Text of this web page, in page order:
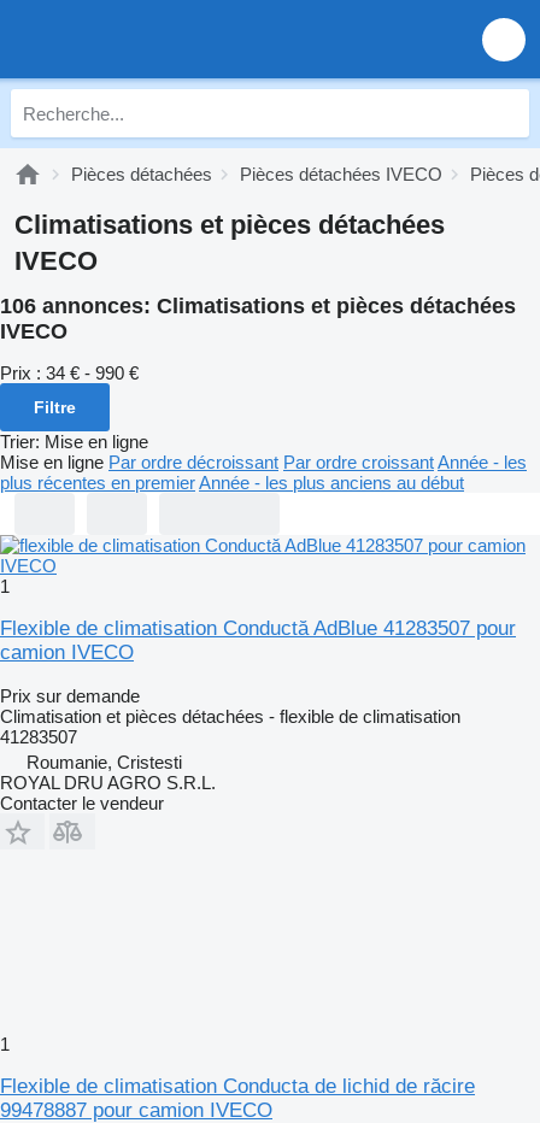
Pièces détachées Pièces détachées IVECO Pièces
Climatisations et pièces détachées
IVECO
106 annonces: Climatisations et pièces détachées
IVECO
Prix : 34 € - 990 €
Filtre
Trier: Mise en ligne
Mise en ligne Par ordre décroissant Par ordre croissantAnnée - les
plus récentes en premierAnnée - les plus anciens au début
1
Flexible de climatisation Conductă AdBlue 41283507 pour
camion IVECO
Prix sur demande
Climatisation et pièces détachées - flexible de climatisation
41283507
Roumanie, Cristesti
ROYAL DRU AGRO S.R.L.
Contacter le vendeur
1
Flexible de climatisation Conducta de lichid de răcire
99478887 pour camion IVECO